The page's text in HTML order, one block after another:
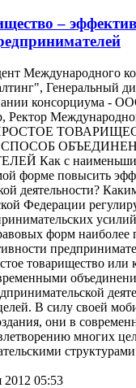
–
Международного
Генеральный
консорциума -
Ректор
ПРОСТОЕ
Как с
форме повысить
деятельности?
Федерации
форм наиболее
товарищество или
В силу своей
они в
многих
2012 05:53